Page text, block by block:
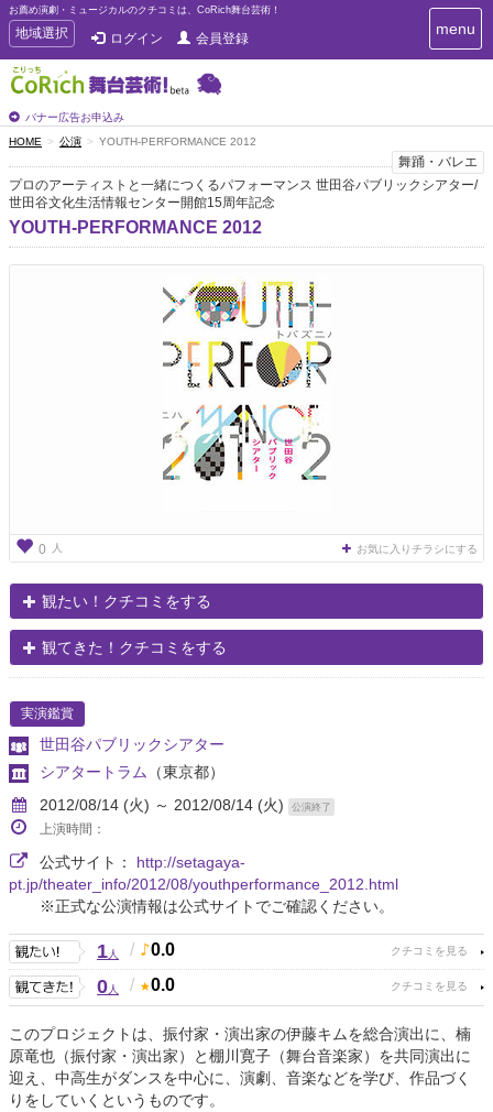
お薦め演劇・ミュージカルのクチコミは、CoRich舞台芸術！
T
o
g
g
e
n
a
v
i
g
a
地域選択 ログイン 会員登録
バナー広告お申込み
T
o
n
a
g
a
menu
HOME 公演 YOUTH-PERFORMANCE 2012
舞踊・バレエ
プロのアーティストと一緒につくるパフォーマンス 世田谷パブリックシアター/
世田谷文化生活情報センター開館15周年記念
YOUTH-PERFORMANCE 2012
0 人 お気に入りチラシにする
観たい！クチコミをする
観てきた！クチコミをする
実演鑑賞
世田谷パブリックシアター
シアタートラム
（東京都）
2012/08/14 (火) ～ 2012/08/14 (火)
公演終了
上演時間：
公式サイト： http://setagaya-
pt.jp/theater_info/2012/08/youthperformance_2012.html
※正式な公演情報は公式サイトでご確認ください。
1人 / 0.0
0人 / 0.0
このプロジェクトは、振付家・演出家の伊藤キムを総合演出に、楠
原竜也（振付家・演出家）と棚川寛子（舞台音楽家）を共同演出に
迎え、中高生がダンスを中心に、演劇、音楽などを学び、作品づく
りをしていくというものです。